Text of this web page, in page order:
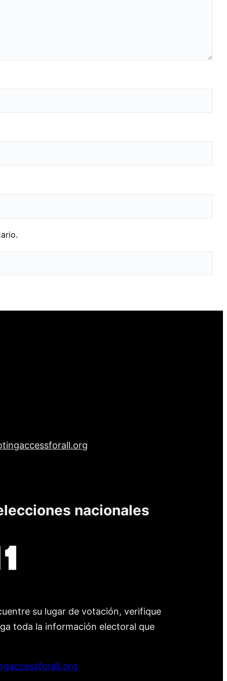
nacionales
su lugar de votación, verifique
toda la información electoral que